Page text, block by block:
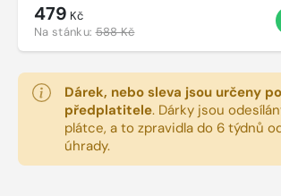
479 Kč
Na stánku:588 Kč
Dárek, nebo sleva jsou určeny
předplatitele. Dárky jsou
plátce, a to zpravidla do 6 týdnů
úhrady.